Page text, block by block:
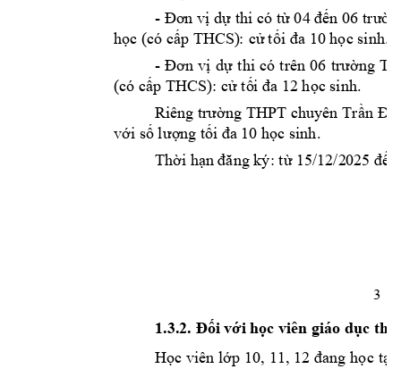
- Đơn vị dự thi có từ 04 đến 06 trườ
học (có cấp THCS): cử tối đa 10 học sinh.
- Đơn vị dự thi có trên 06 trường
(có cấp THCS): cử tối đa 12 học sinh.
Riêng trường THPT chuyên Trần
với số lượng tối đa 10 học sinh.
Thời hạn đăng ký: từ 15/12/2025 đế
3
1.3.2. Đối với học viên giáo dục
Học viên lớp 10, 11, 12 đang học tại